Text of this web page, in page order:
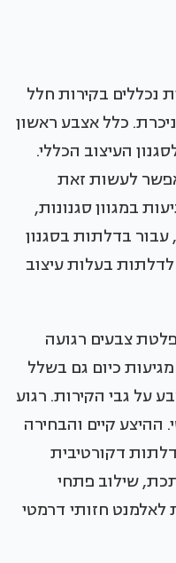
נכללים בקירות חלל
כלל אצבע ראשון
העיצוב הכללי.
לעשות זאת
במגוון סגנונות,
עבור בדלתות בסגנון
לדלתות בעלות עיצוב
צבעים רגועה
כיום גם בשלל
על גבי הקירות. רגוע
ההיצע קיים והבחירה
דלתות דקורטיבית
שילוב פתחי
לאלמנט חזותי דרמטי